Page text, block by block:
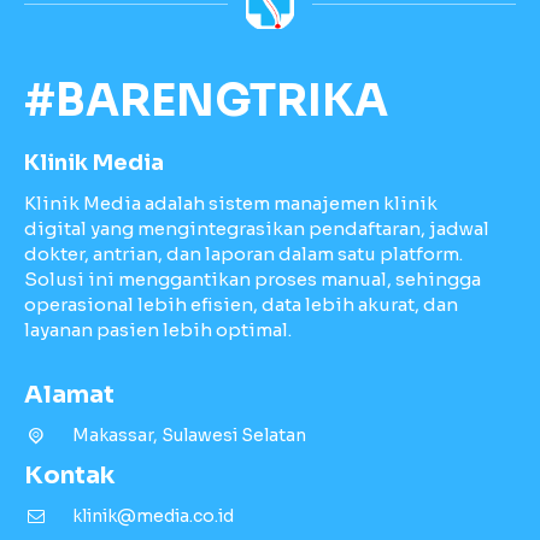
#BARENGTRIKA
Klinik Media
Klinik Media adalah sistem manajemen klinik
digital yang mengintegrasikan pendaftaran, jadwal
dokter, antrian, dan laporan dalam satu platform.
Solusi ini menggantikan proses manual, sehingga
operasional lebih efisien, data lebih akurat, dan
layanan pasien lebih optimal.
Alamat
Makassar, Sulawesi Selatan
Kontak
klinik@media.co.id